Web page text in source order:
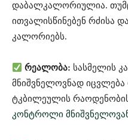
დაბალკალორიულია.
ითვალისწინებენ რძისა
კალორიებს.
რეალობა: სასმელის
მნიშვნელოვნად
ტკბილეულის
კონტროლი